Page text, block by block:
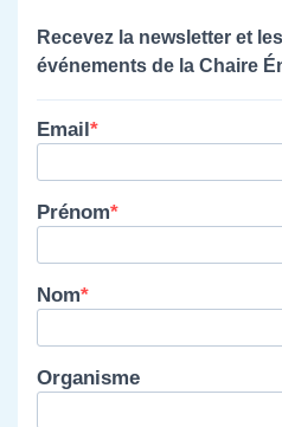
Recevez la newsletter et
événements de la Chaire
Email
Prénom
Nom
Organisme